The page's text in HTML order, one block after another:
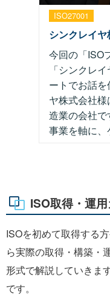
ISO27001
シンクレイ
今回の「ISO
「シンクレ
ートでお話
ヤ株式会社
造業の会社
事業を軸に
ISO取得・運
ISOを初めて取得する
ら実際の取得・構築・
形式で解説していきま
です。